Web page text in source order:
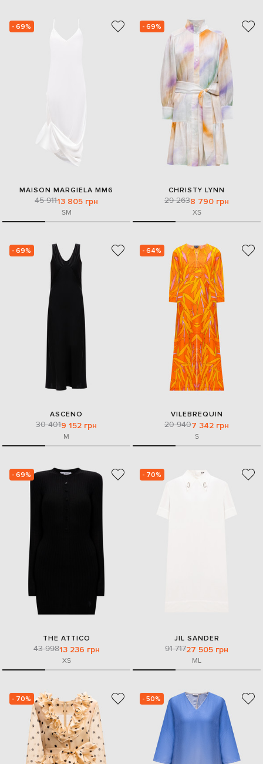
- 69%
MAISON MARGIELA MM6
45 91113 805 грн
SM
- 69%
CHRISTY LYNN
29 2638 790 грн
XS
- 69%
ASCENO
30 4019 152 грн
M
- 64%
VILEBREQUIN
20 9407 342 грн
S
- 69%
THE ATTICO
43 99813 236 грн
XS
- 70%
JIL SANDER
91 71727 505 грн
ML
- 70% - 50%